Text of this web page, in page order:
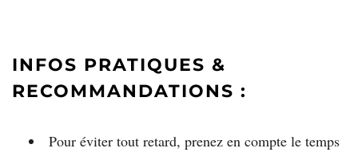
INFOS PRATIQUES &
RECOMMANDATIONS :
Pour éviter tout retard, prenez en compte le temps